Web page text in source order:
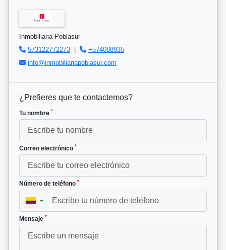
Inmobiliaria Poblasur
573122772273 |
+574088935
info@inmobiliariapoblasur.com
¿Prefieres que te contactemos?
Tu nombre *
Correo electrónico *
Número de teléfono *
▼
Mensaje *